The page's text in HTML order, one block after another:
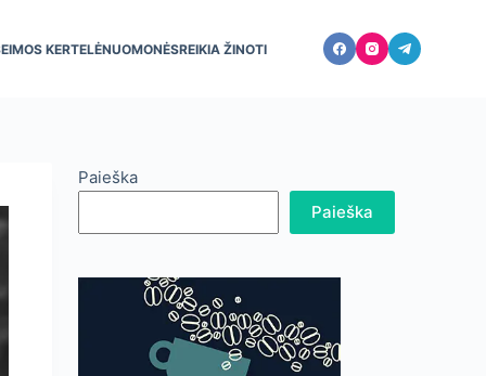
KERTELĖNUOMONĖSREIKIA ŽINOTI
Paieška
Paieška